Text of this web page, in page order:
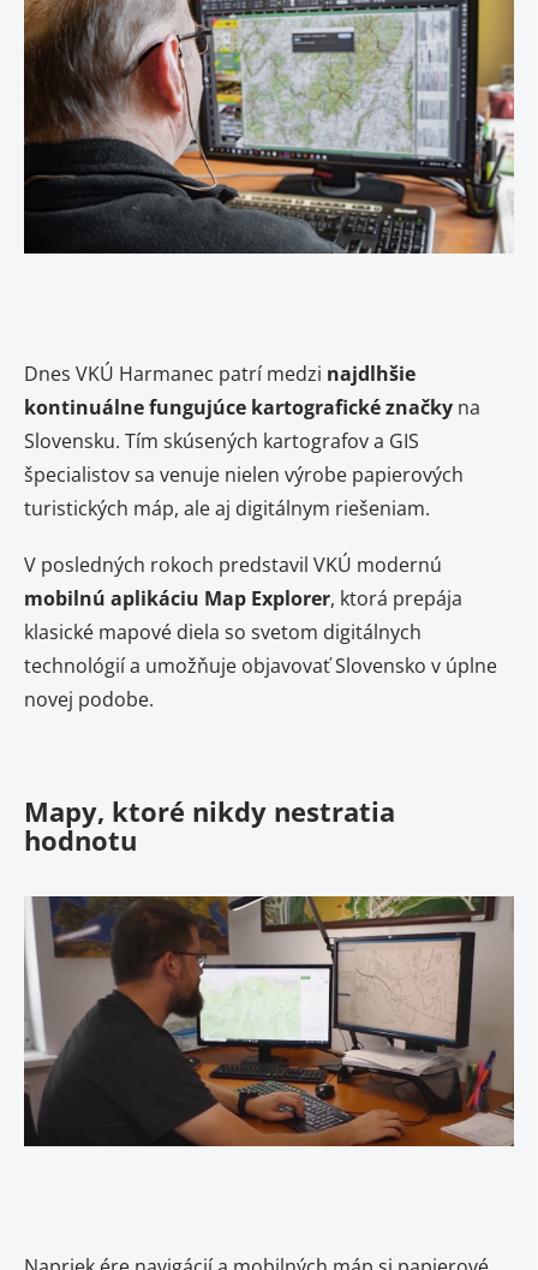
Dnes VKÚ Harmanec patrí medzi najdlhšie
kontinuálne fungujúce kartografické značky na
Slovensku. Tím skúsených kartografov a GIS
špecialistov sa venuje nielen výrobe papierových
turistických máp, ale aj digitálnym riešeniam.
V posledných rokoch predstavil VKÚ modernú
mobilnú aplikáciu Map Explorer, ktorá prepája
klasické mapové diela so svetom digitálnych
technológií a umožňuje objavovať Slovensko v úplne
novej podobe.
Mapy, ktoré nikdy nestratia
hodnotu